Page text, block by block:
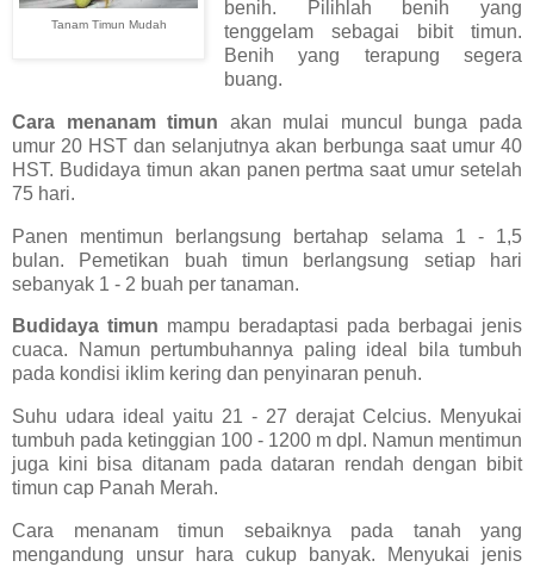
Tanam Timun Mudah
benih. Pilihlah benih yang
tenggelam sebagai bibit timun.
Benih yang terapung segera
buang.
Cara menanam timun akan mulai muncul bunga pada
umur 20 HST dan selanjutnya akan berbunga saat umur 40
HST. Budidaya timun akan panen pertma saat umur setelah
75 hari.
Panen mentimun berlangsung bertahap selama 1 - 1,5
bulan. Pemetikan buah timun berlangsung setiap hari
sebanyak 1 - 2 buah per tanaman.
Budidaya timun mampu beradaptasi pada berbagai jenis
cuaca. Namun pertumbuhannya paling ideal bila tumbuh
pada kondisi iklim kering dan penyinaran penuh.
Suhu udara ideal yaitu 21 - 27 derajat Celcius. Menyukai
tumbuh pada ketinggian 100 - 1200 m dpl. Namun mentimun
juga kini bisa ditanam pada dataran rendah dengan bibit
timun cap Panah Merah.
Cara menanam timun sebaiknya pada tanah yang
mengandung unsur hara cukup banyak. Menyukai jenis